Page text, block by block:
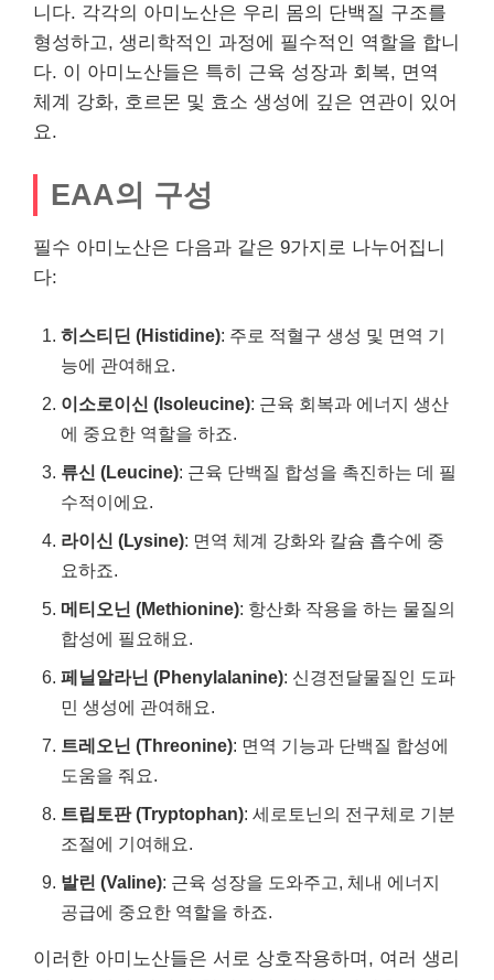
니다. 각각의 아미노산은 우리 몸의 단백질 구조를
형성하고, 생리학적인 과정에 필수적인 역할을 합니
다. 이 아미노산들은 특히 근육 성장과 회복, 면역
체계 강화, 호르몬 및 효소 생성에 깊은 연관이 있어
요.
EAA의 구성
필수 아미노산은 다음과 같은 9가지로 나누어집니
다:
히스티딘 (Histidine): 주로 적혈구 생성 및 면역 기
능에 관여해요.
이소로이신 (Isoleucine): 근육 회복과 에너지 생산
에 중요한 역할을 하죠.
류신 (Leucine): 근육 단백질 합성을 촉진하는 데 필
수적이에요.
라이신 (Lysine): 면역 체계 강화와 칼슘 흡수에 중
요하죠.
메티오닌 (Methionine): 항산화 작용을 하는 물질의
합성에 필요해요.
페닐알라닌 (Phenylalanine): 신경전달물질인 도파
민 생성에 관여해요.
트레오닌 (Threonine): 면역 기능과 단백질 합성에
도움을 줘요.
트립토판 (Tryptophan): 세로토닌의 전구체로 기분
조절에 기여해요.
발린 (Valine): 근육 성장을 도와주고, 체내 에너지
공급에 중요한 역할을 하죠.
이러한 아미노산들은 서로 상호작용하며, 여러 생리